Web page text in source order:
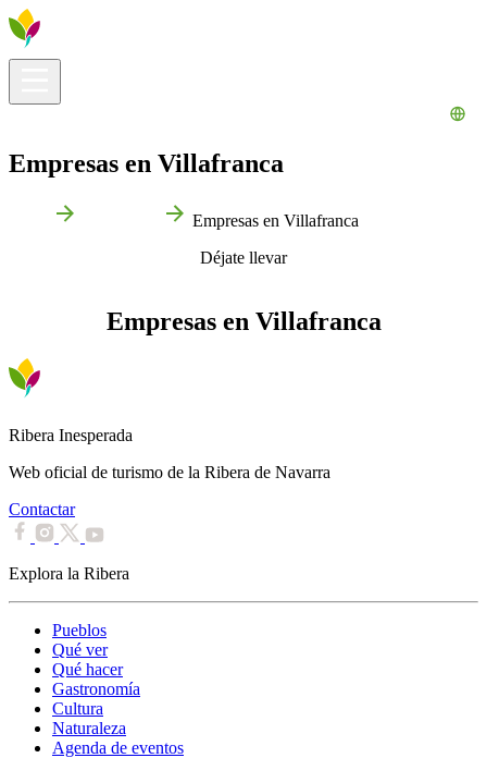
Empresas en Villafranca
Empresas en Villafranca
Déjate llevar
Empresas en Villafranca
Ribera Inesperada
Web oficial de turismo de la Ribera de Navarra
Contactar
Explora la Ribera
Pueblos
Qué ver
Qué hacer
Gastronomía
Cultura
Naturaleza
Agenda de eventos